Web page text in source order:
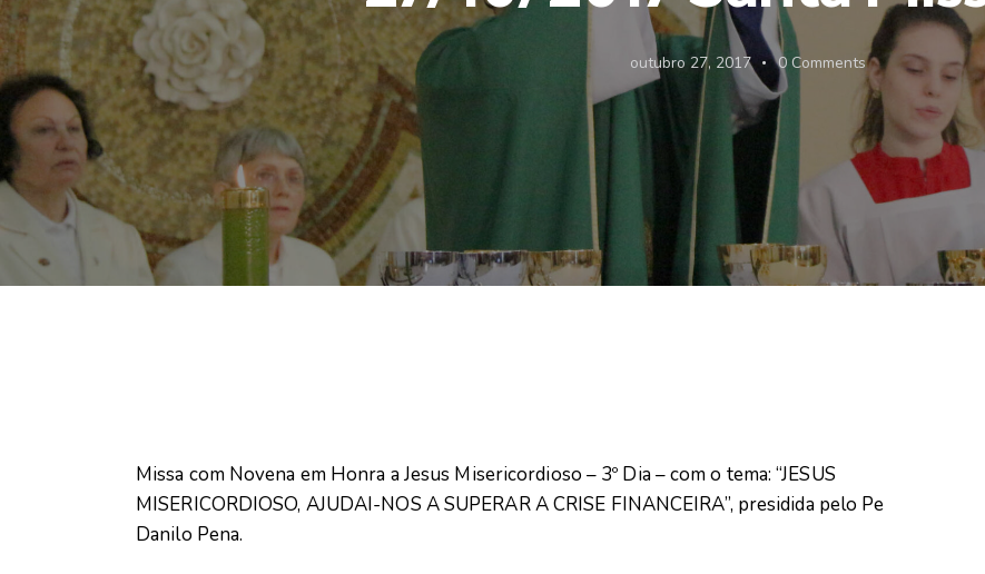
outubro 27, 2017 0 Comments
Missa com Novena em Honra a Jesus Misericordioso – 3º Dia – com o tema: “JESUS
MISERICORDIOSO, AJUDAI-NOS A SUPERAR A CRISE FINANCEIRA”, presidida pelo Pe
Danilo Pena.